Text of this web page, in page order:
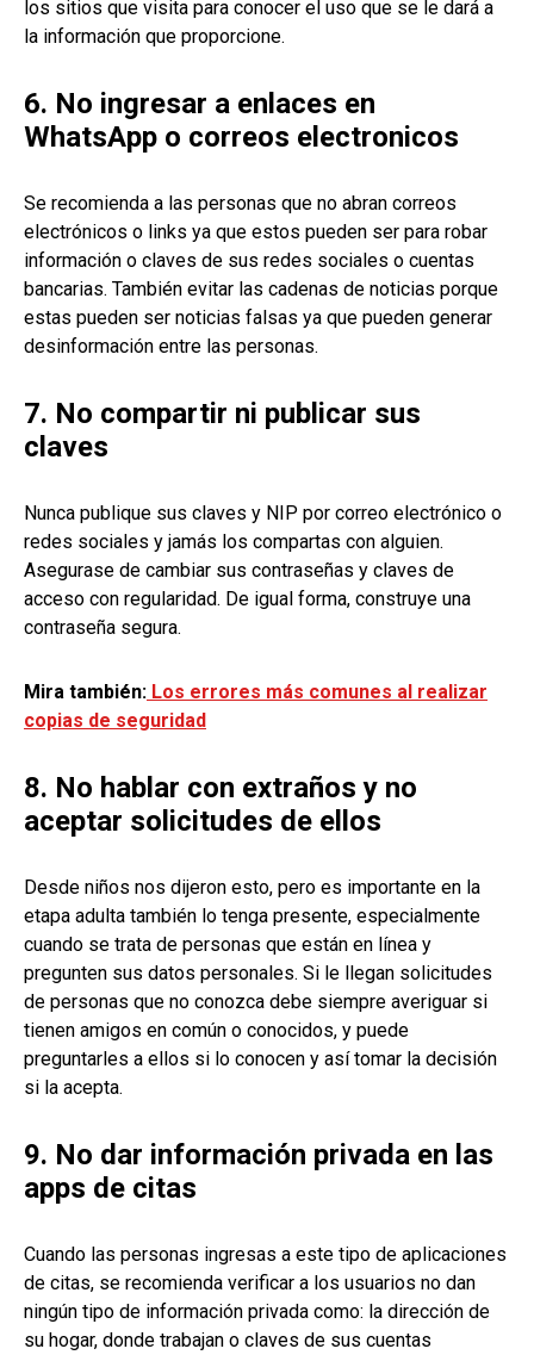
los sitios que visita para conocer el uso que se le dará a
la información que proporcione.
6. No ingresar a enlaces en
WhatsApp o correos electronicos
Se recomienda a las personas que no abran correos
electrónicos o links ya que estos pueden ser para robar
información o claves de sus redes sociales o cuentas
bancarias. También evitar las cadenas de noticias porque
estas pueden ser noticias falsas ya que pueden generar
desinformación entre las personas.
7. No compartir ni publicar sus
claves
Nunca publique sus claves y NIP por correo electrónico o
redes sociales y jamás los compartas con alguien.
Asegurase de cambiar sus contraseñas y claves de
acceso con regularidad. De igual forma, construye una
contraseña segura.
Mira también: Los errores más comunes al realizar
copias de seguridad
8. No hablar con extraños y no
aceptar solicitudes de ellos
Desde niños nos dijeron esto, pero es importante en la
etapa adulta también lo tenga presente, especialmente
cuando se trata de personas que están en línea y
pregunten sus datos personales. Si le llegan solicitudes
de personas que no conozca debe siempre averiguar si
tienen amigos en común o conocidos, y puede
preguntarles a ellos si lo conocen y así tomar la decisión
si la acepta.
9. No dar información privada en las
apps de citas
Cuando las personas ingresas a este tipo de aplicaciones
de citas, se recomienda verificar a los usuarios no dan
ningún tipo de información privada como: la dirección de
su hogar, donde trabajan o claves de sus cuentas